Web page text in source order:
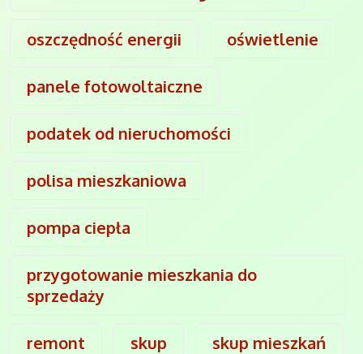
oszczędność energii oświetlenie
panele fotowoltaiczne
podatek od nieruchomości
polisa mieszkaniowa
pompa ciepła
przygotowanie mieszkania do
sprzedaży
remont skup skup mieszkań